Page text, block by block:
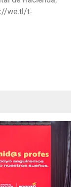
we.tl/t-